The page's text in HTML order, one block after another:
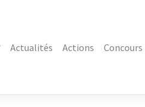
Actualités Actions Concours